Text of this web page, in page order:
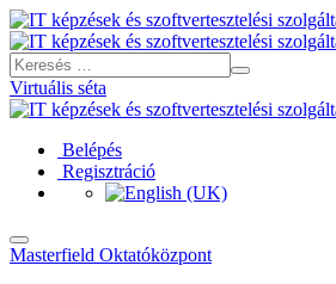
Virtuális séta
Belépés
Regisztráció
Masterfield Oktatóközpont